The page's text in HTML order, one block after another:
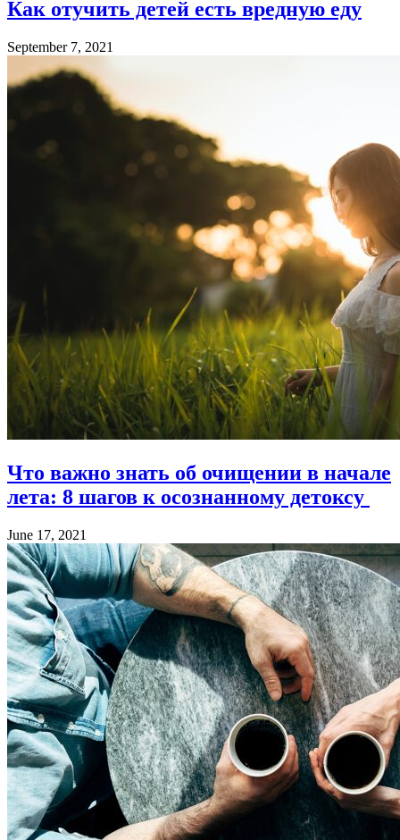
Как отучить детей есть вредную еду
September 7, 2021
Что важно знать об очищении в начале
лета: 8 шагов к осознанному детоксу
June 17, 2021